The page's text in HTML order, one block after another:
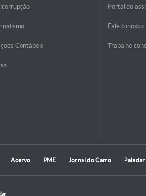
Contábeis
Portal do
Fale conosco
Trabalhe
Acervo PME Jornal do Carro Paladar